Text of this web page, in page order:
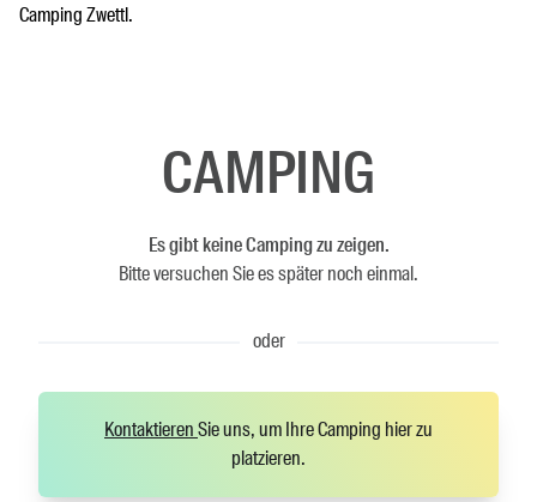
Camping Zwettl.
CAMPING
Es gibt keine Camping zu zeigen.
Bitte versuchen Sie es später noch einmal.
oder
KontaktierenSie uns, um Ihre Camping hier zu
platzieren.